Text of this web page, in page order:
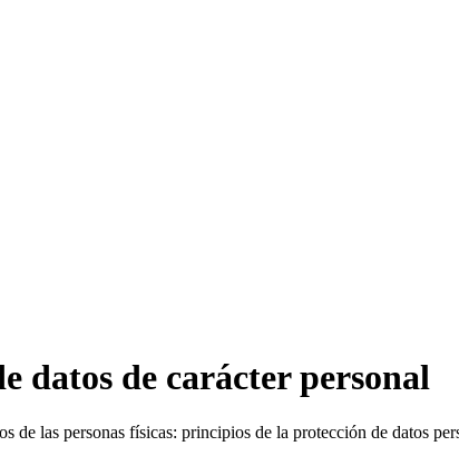
datos de carácter personal
de las personas físicas: principios de la protección de datos